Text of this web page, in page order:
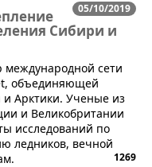
05/10/2019
Сибири и
международной сети
объединяющей
и Арктики. Ученые из
и Великобритании
исследований по
ледников, вечной
1269